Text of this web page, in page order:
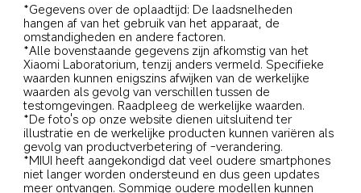
*Gegevens over de oplaadtijd: De laadsnelheden
hangen af van het gebruik van het apparaat, de
omstandigheden en andere factoren.
*Alle bovenstaande gegevens zijn afkomstig van het
Xiaomi Laboratorium, tenzij anders vermeld. Specifieke
waarden kunnen enigszins afwijken van de werkelijke
waarden als gevolg van verschillen tussen de
testomgevingen. Raadpleeg de werkelijke waarden.
*De foto's op onze website dienen uitsluitend ter
illustratie en de werkelijke producten kunnen variëren als
gevolg van productverbetering of -verandering.
*MIUI heeft aangekondigd dat veel oudere smartphones
niet langer worden ondersteund en dus geen updates
meer ontvangen. Sommige oudere modellen kunnen